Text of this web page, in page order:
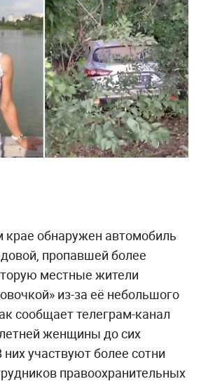
крае обнаружен автомобиль
пропавшей более
местные жители
из-за её небольшого
сообщает телеграм-канал
женщины до сих
участвуют более сотни
правоохранительных